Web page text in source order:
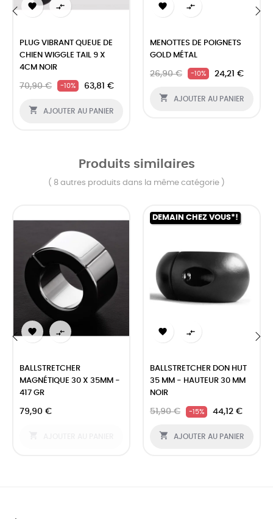
 
PLUG VIBRANT QUEUE DE
CHIEN WIGGLE TAIL 9 X
4CM NOIR
70,90 € -10% 63,81 €
 AJOUTER AU PANIER
 
MENOTTES DE POIGNETS
GOLD MÉTAL
26,90 € -10% 24,21 €
 AJOUTER AU PANIER
Produits similaires
( 8 autres produits dans la même catégorie )
 
BALLSTRETCHER
MAGNÉTIQUE 30 X 35MM -
417 GR
79,90 €
DEMAIN CHEZ VOUS*!
 
BALLSTRETCHER DON HUT
35 MM - HAUTEUR 30 MM
NOIR
51,90 € -15% 44,12 €
 AJOUTER AU PANIER